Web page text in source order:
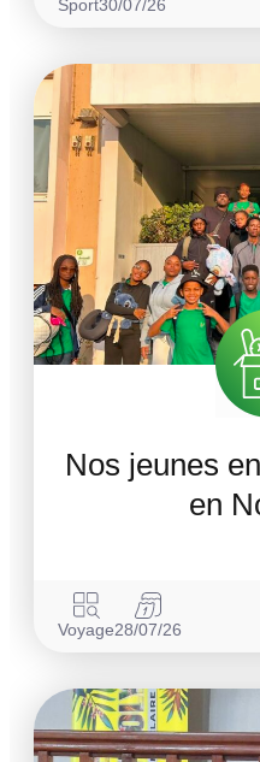
Sport30/07/26
Nos jeunes
en
Voyage28/07/26